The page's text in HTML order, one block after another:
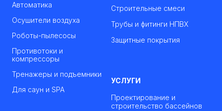
Автоматика
Осушители воздуха
Роботы-пылесосы
Противотоки и
компрессоры
Тренажеры и подъемники
Для саун и SPA
Строительные смеси
Трубы и фитинги НПВХ
Защитные покрытия
УСЛУГИ
Проектирование и
строительство бассейнов